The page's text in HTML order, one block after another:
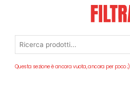
Questa sezione è ancora vuota, ancora per poco ;)